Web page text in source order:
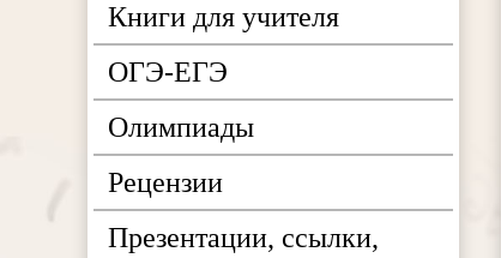
Книги для учителя
ОГЭ-ЕГЭ
Олимпиады
Рецензии
Презентации, ссылки,